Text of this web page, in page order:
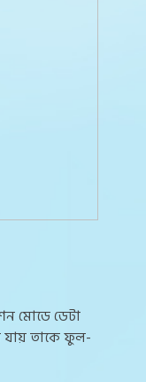
মোডে ডেটা
যায় তাকে ফুল-